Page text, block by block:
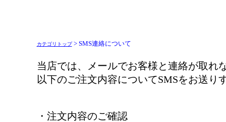
カテゴリトップ> SMS連絡について
当店では、メールでお客様と連絡が取れ
以下のご注文内容についてSMSをお送り
・注文内容のご確認